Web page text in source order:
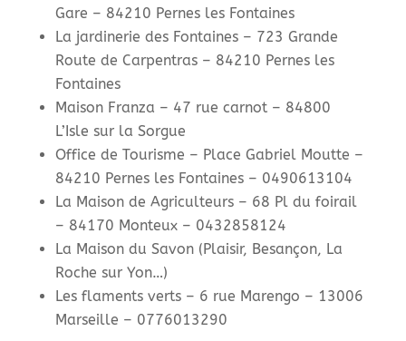
Gare – 84210 Pernes les Fontaines
La jardinerie des Fontaines – 723 Grande
Route de Carpentras – 84210 Pernes les
Fontaines
Maison Franza – 47 rue carnot – 84800
L’Isle sur la Sorgue
Office de Tourisme – Place Gabriel Moutte –
84210 Pernes les Fontaines – 0490613104
La Maison de Agriculteurs – 68 Pl du foirail
– 84170 Monteux – 0432858124
La Maison du Savon (Plaisir, Besançon, La
Roche sur Yon…)
Les flaments verts – 6 rue Marengo – 13006
Marseille – 0776013290